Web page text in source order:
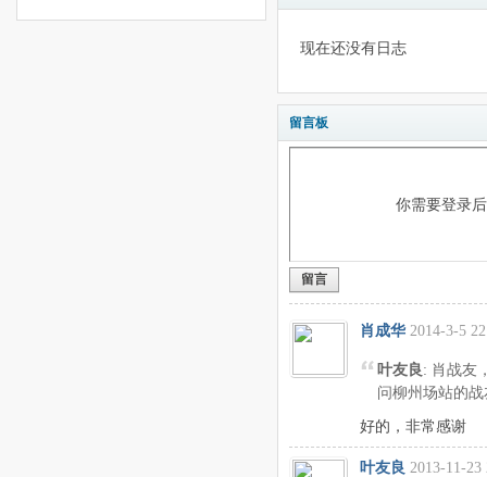
现在还没有日志
留言板
你需要登录
留言
肖成华 2014-3-5
叶友良: 肖战友
问柳州场站的战
好的，非常感谢
叶友良 2013-11-23